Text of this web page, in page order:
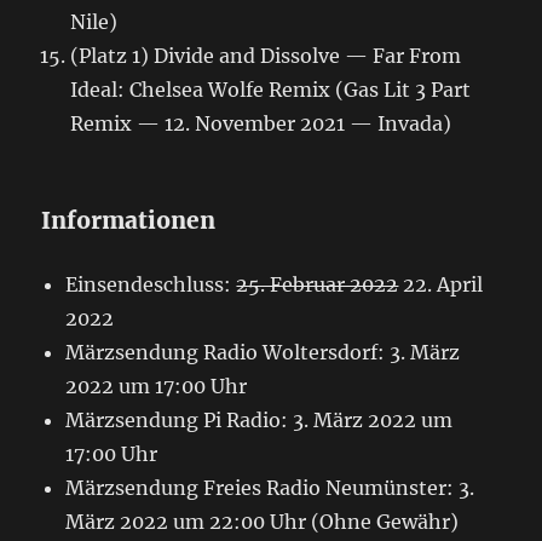
Nile)
(Platz 1) Divide and Dissolve — Far From
Ideal: Chelsea Wolfe Remix (Gas Lit 3 Part
Remix — 12. November 2021 — Invada)
Informationen
Einsendeschluss:25. Februar 202222. April
2022
Märzsendung Radio Woltersdorf: 3. März
2022 um 17:00 Uhr
Märzsendung Pi Radio: 3. März 2022 um
17:00 Uhr
Märzsendung Freies Radio Neumünster: 3.
März 2022 um 22:00 Uhr (Ohne Gewähr)